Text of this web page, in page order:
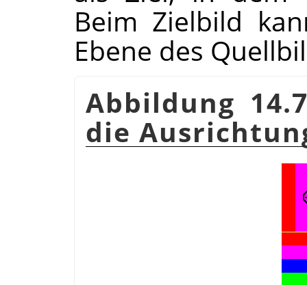
Beim Zielbild
Ebene des
Abbildung
die